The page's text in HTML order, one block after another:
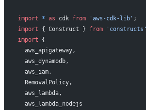
import * as cdk from 'aws-cdk-lib' ;
import { Construct } from 'constructs'
import {
  aws_apigateway,
  aws_dynamodb,
  aws_iam,
  RemovalPolicy,
  aws_lambda,
  aws_lambda_nodejs